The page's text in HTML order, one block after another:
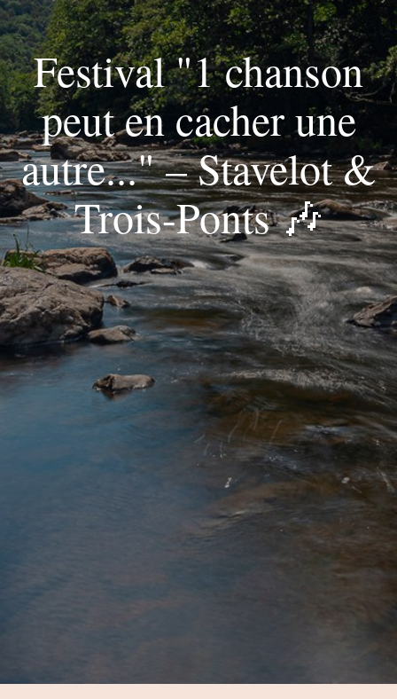
Festival "1 chanson
peut en cacher une
autre..." – Stavelot &
Trois-Ponts 🎶